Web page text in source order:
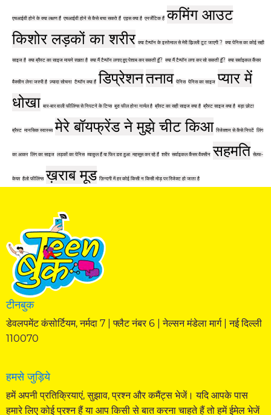
एचआईवी होने के क्या लक्षण हैं एचआईवी होने से कैसे बचा सकते हैं एड्स क्या है एनर्जेटिक हैं कमिंग आउट
किशोर लड़कों का शरीर क्या टैम्पॉन के इस्तेमाल से मेरी झिल्ली टूट जाएगी ? क्या पेनिस का कोई सही
साइज है क्या ब्रैस्ट का साइज मायने रखता है क्या मैं टैम्पॉन लगाए हुए पेशाब कर सकती हूँ? क्या मैं टैम्पॉन लगा कर सो सकती हूँ? क्या सर्वाइकल कैंसर
वैक्सीन लेना जरुरी है ज़्यादा सोचना टैम्पॉन क्या हैं डिप्रेशनतनाव पेनिस पेनिस का साइज प्यार में
धोखा बार-बार वाली फीलिंग्स से निपटने के टिप्स बुरा फील होना नार्मल है ब्रैस्ट का सही साइज क्या है ब्रैस्ट साइज क्या है बड़ा छोटा
ब्रैस्ट मानसिक स्वास्थ्य मेरे बॉयफ्रेंड ने मुझे चीट किआ रिजेक्शन से कैसे निपटें लिंग
का आकर लिंग का साइज लड़कों का पेनिस व्याकुल हैं या फिर डरा हुआ महसूस कर रहे हैं शरीर सर्वाइकल कैंसर वैक्सीन सहमति सेल्फ-
केयर हैलो फीलिंग्स ख़राब मूड ज़िन्दगी में हर कोई किसी न किसी मोड़ पर रिजेक्ट हो जाता है
टीनबुक
डेवलपमेंट कंसोर्टियम, नर्मदा 7 | फ्लैट नंबर 6 | नेल्सन मंडेला मार्ग | नई दिल्ली
110070
हमसे जुड़िये
हमें अपनी प्रतिक्रियाएं, सुझाव, प्रश्न और कमैंट्स भेजें। यदि आपके पास
हमारे लिए कोई प्रश्न हैं या आप किसी से बात करना चाहते हैं तो हमें ईमेल भेजें